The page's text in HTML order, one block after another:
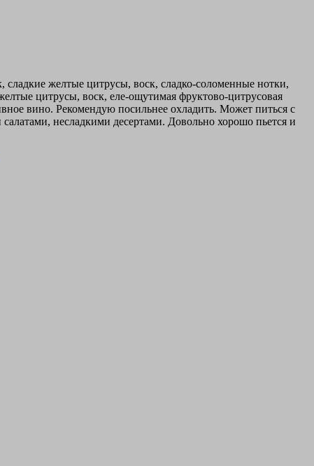
желтые цитрусы, воск, сладко-соломенные нотки,
цитрусы, воск, еле-ощутимая фруктово-цитрусовая
вино. Рекомендую посильнее охладить. Может питься с
несладкими десертами. Довольно хорошо пьется и